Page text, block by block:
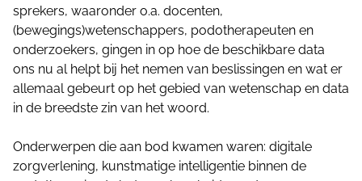
sprekers, waaronder o.a. docenten,
(bewegings)wetenschappers, podotherapeuten en
onderzoekers, gingen in op hoe de beschikbare data
ons nu al helpt bij het nemen van beslissingen en wat er
allemaal gebeurt op het gebied van wetenschap en data
in de breedste zin van het woord.
Onderwerpen die aan bod kwamen waren: digitale
zorgverlening, kunstmatige intelligentie binnen de